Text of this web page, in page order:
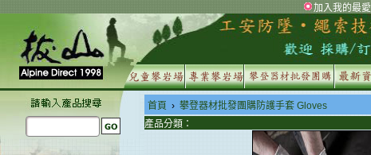
加入我的最愛
首頁 › 攀登器材批發團購防護手套 Gloves
產品分類：